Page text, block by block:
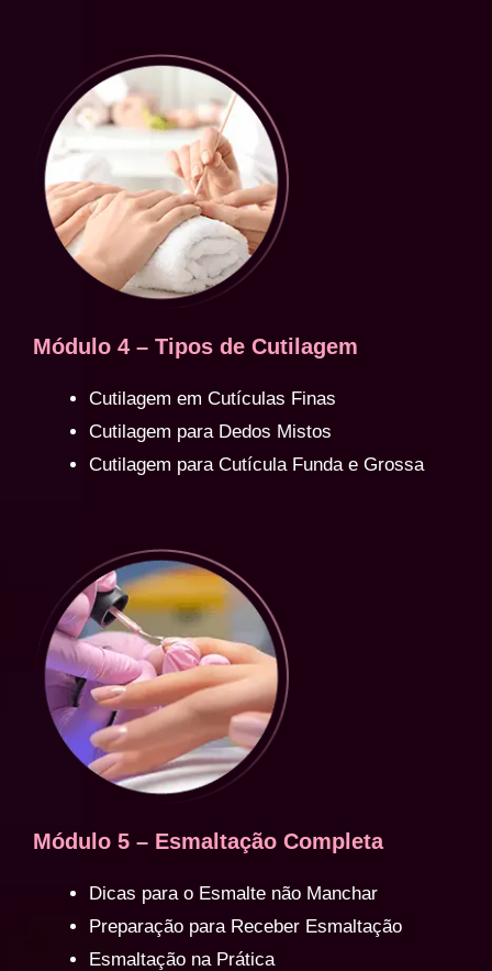
Módulo 4 – Tipos de Cutilagem
Cutilagem em Cutículas Finas
Cutilagem para Dedos Mistos
Cutilagem para Cutícula Funda e Grossa
Módulo 5 – Esmaltação Completa
Dicas para o Esmalte não Manchar
Preparação para Receber Esmaltação
Esmaltação na Prática